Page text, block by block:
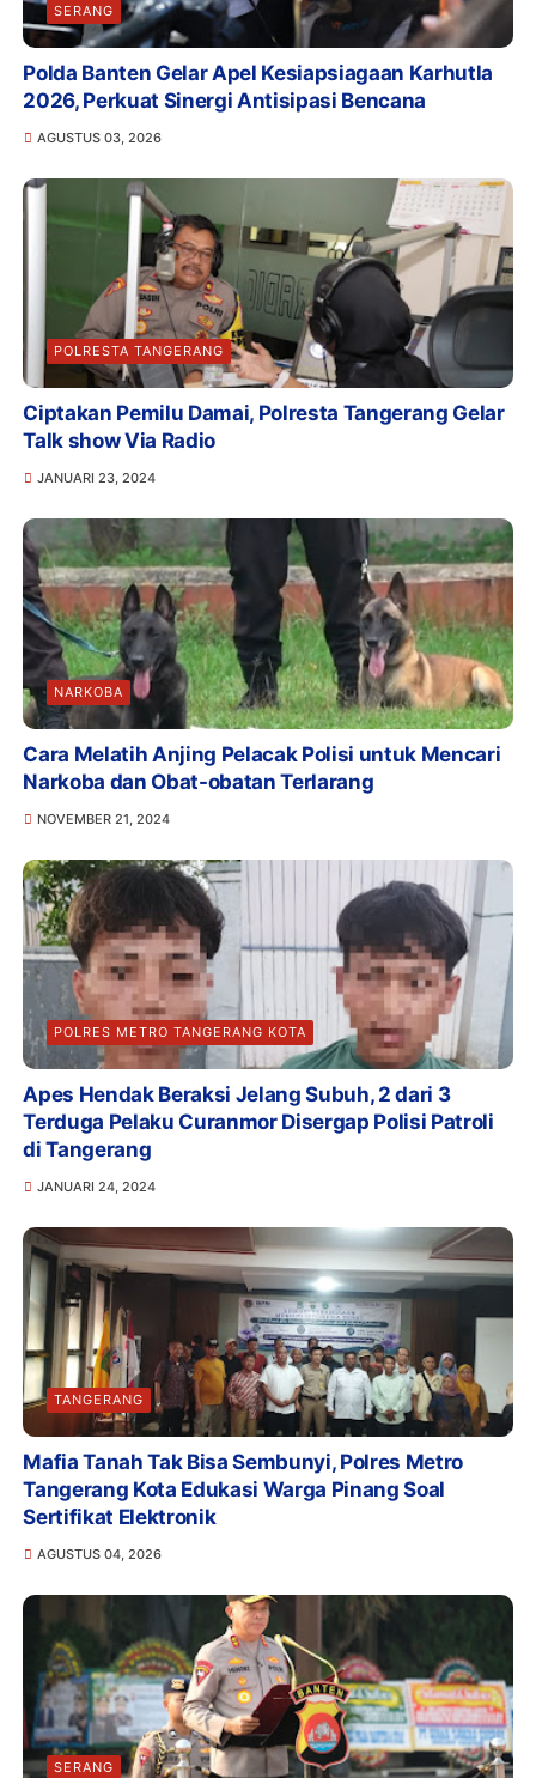
SERANG
Polda Banten Gelar Apel Kesiapsiagaan Karhutla
2026, Perkuat Sinergi Antisipasi Bencana
AGUSTUS 03, 2026
POLRESTA TANGERANG
Ciptakan Pemilu Damai, Polresta Tangerang Gelar
Talk show Via Radio
JANUARI 23, 2024
NARKOBA
Cara Melatih Anjing Pelacak Polisi untuk Mencari
Narkoba dan Obat-obatan Terlarang
NOVEMBER 21, 2024
POLRES METRO TANGERANG KOTA
Apes Hendak Beraksi Jelang Subuh, 2 dari 3
Terduga Pelaku Curanmor Disergap Polisi Patroli
di Tangerang
JANUARI 24, 2024
TANGERANG
Mafia Tanah Tak Bisa Sembunyi, Polres Metro
Tangerang Kota Edukasi Warga Pinang Soal
Sertifikat Elektronik
AGUSTUS 04, 2026
SERANG